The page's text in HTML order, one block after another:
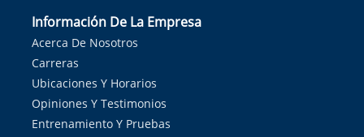
Información De La Empresa
Acerca De Nosotros
Carreras
Ubicaciones Y Horarios
Opiniones Y Testimonios
Entrenamiento Y Pruebas